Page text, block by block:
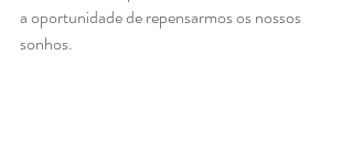
a oportunidade de repensarmos os nossos
sonhos.